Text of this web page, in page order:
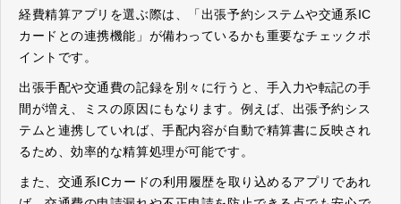
経費精算アプリを選ぶ際は、「出張予約システムや交通系IC
カードとの連携機能」が備わっているかも重要なチェックポ
イントです。
出張手配や交通費の記録を別々に行うと、手入力や転記の手
間が増え、ミスの原因にもなります。例えば、出張予約シス
テムと連携していれば、手配内容が自動で精算書に反映され
るため、効率的な精算処理が可能です。
また、交通系ICカードの利用履歴を取り込めるアプリであれ